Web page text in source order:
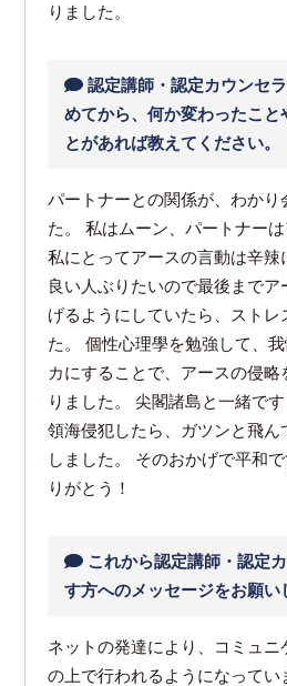
りました。
認定講師・認定カウンセ
めてから、何か変わったこと
とがあれば教えてください。
パートナーとの関係が、わかり
た。 私はムーン、パートナーは
私にとってアースの言動は辛辣
良い人ぶりたいので最後まで
げるようにしていたら、ストレ
た。 個性心理學を勉強して、
カにすることで、アースの侵
りました。 尖閣諸島と一緒で
領海侵犯したら、ガツンと飛ん
しました。 そのおかげで平和
りがとう！
これから認定講師・認定
す方へのメッセージをお願い
ネットの発達により、コミュ
の上で行われるようになってい